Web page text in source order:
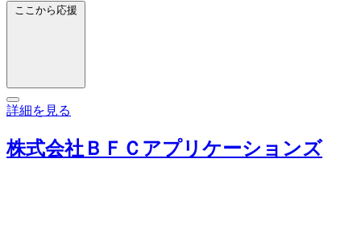
ここから応援
詳細を見る
株式会社ＢＦＣアプリケーションズ